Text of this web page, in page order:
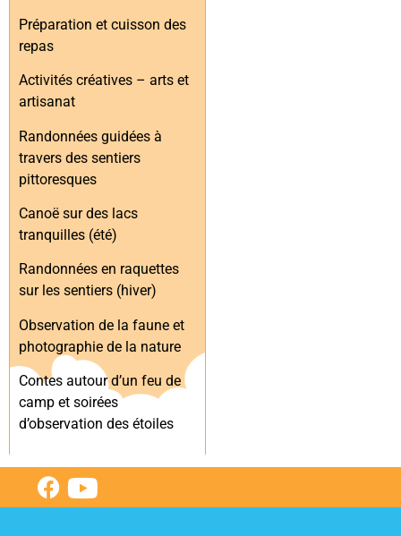
Préparation et cuisson des
repas
Activités créatives – arts et
artisanat
Randonnées guidées à
travers des sentiers
pittoresques
Canoë sur des lacs
tranquilles (été)
Randonnées en raquettes
sur les sentiers (hiver)
Observation de la faune et
photographie de la nature
Contes autour d’un feu de
camp et soirées
d’observation des étoiles